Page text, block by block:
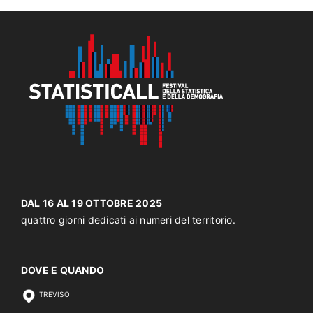
DAL 16 AL 19 OTTOBRE 2025
quattro giorni dedicati ai numeri del territorio.
DOVE E QUANDO
TREVISO